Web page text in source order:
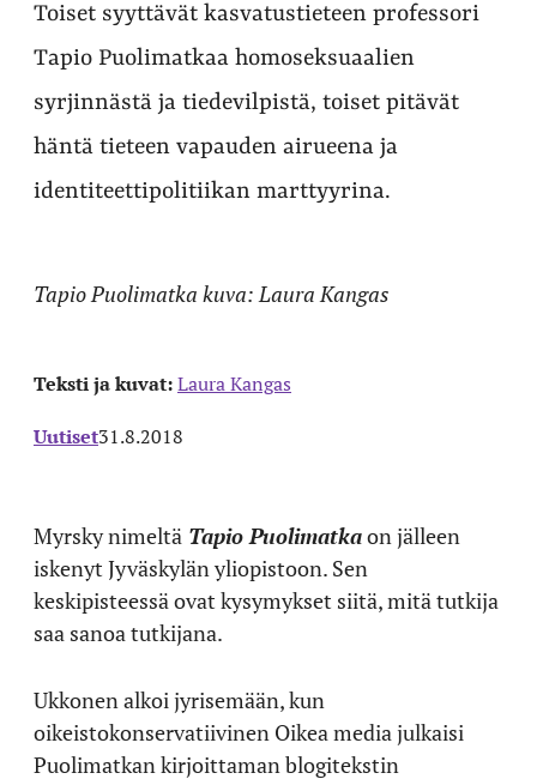
Toiset syyttävät kasvatustieteen professori
Tapio Puolimatkaa homoseksuaalien
syrjinnästä ja tiedevilpistä, toiset pitävät
häntä tieteen vapauden airueena ja
identiteettipolitiikan marttyyrina.
Tapio Puolimatka kuva: Laura Kangas
Teksti ja kuvat:Laura Kangas
Uutiset31.8.2018
Myrsky nimeltä Tapio Puolimatkaon jälleen
iskenyt Jyväskylän yliopistoon. Sen
keskipisteessä ovat kysymykset siitä, mitä tutkija
saa sanoa tutkijana.
Ukkonen alkoi jyrisemään, kun
oikeistokonservatiivinen Oikea media julkaisi
Puolimatkan kirjoittaman blogitekstin